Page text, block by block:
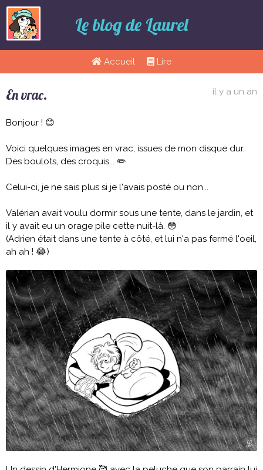
Le blog de Laurel
Accueil Lire
En vrac. il y a un an
Bonjour ! 😊
Voici quelques images en vrac, issues de mon disque dur.
Des boulots, des croquis... ✏️
Celui-ci, je ne sais plus si je l'avais posté ou non...
Valérian avait voulu dormir sous une tente, dans le jardin, et
il y avait eu un orage pile cette nuit-là. 😳
(Adrien était dans une tente à côté, et lui n'a pas fermé l'oeil,
ah ah ! 😂)